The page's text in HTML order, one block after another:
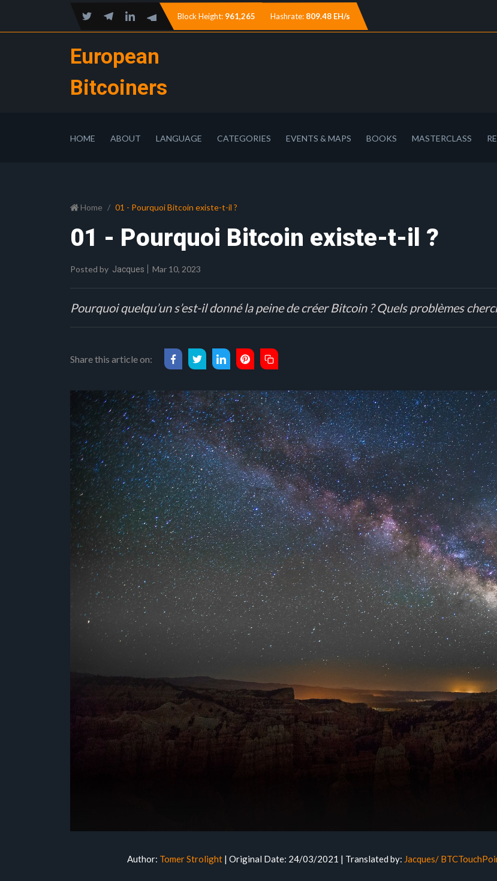
Block Height: 961,265 Hashrate: 809.48 EH/s
European
Bitcoiners
HOME ABOUT LANGUAGE CATEGORIES EVENTS & MAPS BOOKS MASTERCLASS
Home 01 - Pourquoi Bitcoin existe-t-il ?
01 - Pourquoi Bitcoin existe-t-il ?
Posted by Jacques Mar 10, 2023
Pourquoi quelqu’un s’est-il donné la peine de créer Bitcoin ? Quels problèmes
Share this article on:
Author: Tomer Strolight | Original Date: 24/03/2021 | Translated by: Jacques/